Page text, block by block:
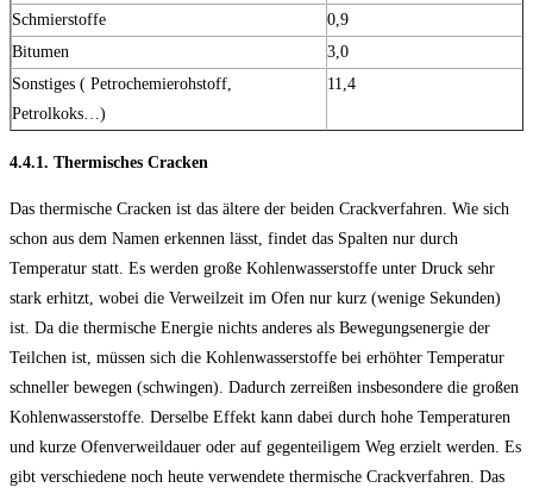
Schmierstoffe
0,9
Bitumen
3,0
Sonstiges ( Petrochemierohstoff,
Petrolkoks…)
11,4
4.4.1. Thermisches Cracken
Das thermische Cracken ist das ältere der beiden Crackverfahren. Wie sich
schon aus dem Namen erkennen lässt, findet das Spalten nur durch
Temperatur statt. Es werden große Kohlenwasserstoffe unter Druck sehr
stark erhitzt, wobei die Verweilzeit im Ofen nur kurz (wenige Sekunden)
ist. Da die thermische Energie nichts anderes als Bewegungsenergie der
Teilchen ist, müssen sich die Kohlenwasserstoffe bei erhöhter Temperatur
schneller bewegen (schwingen). Dadurch zerreißen insbesondere die großen
Kohlenwasserstoffe. Derselbe Effekt kann dabei durch hohe Temperaturen
und kurze Ofenverweildauer oder auf gegenteiligem Weg erzielt werden. Es
gibt verschiedene noch heute verwendete thermische Crackverfahren. Das